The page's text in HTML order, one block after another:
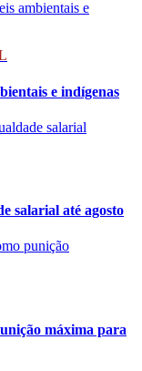
e indígenas
salarial até agosto
máxima para